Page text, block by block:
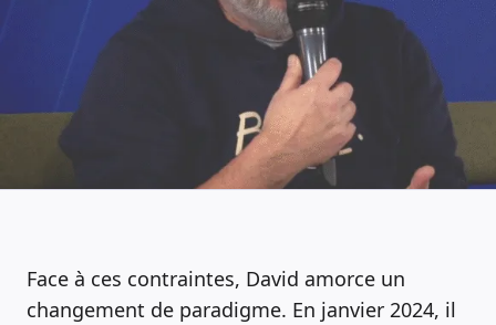
Face à ces contraintes, David amorce un
changement de paradigme. En janvier 2024, il